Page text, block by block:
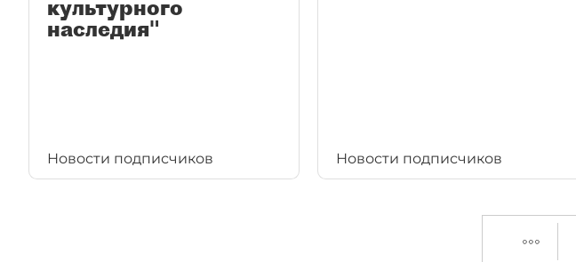
культурного
наследия"
Новости подписчиков Новости подписчиков